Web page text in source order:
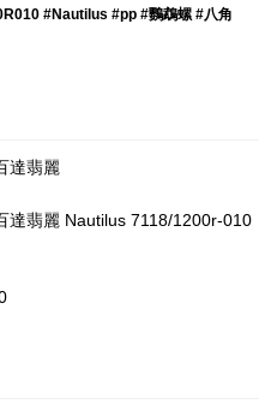
#Nautilus #pp #鸚鵡螺 #八角
達翡麗
達翡麗 Nautilus 7118/1200r-010